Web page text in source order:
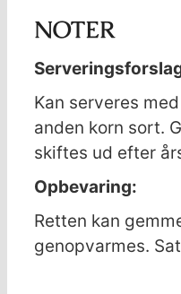
NOTER
Kan serveres
anden korn sort.
skiftes ud efter
Opbevaring:
Retten kan
genopvarmes.